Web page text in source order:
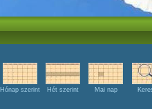
Hónap szerint Hét szerint Mai nap